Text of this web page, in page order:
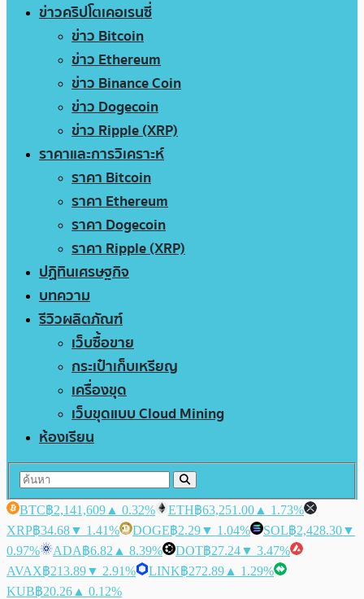
ข่าวคริปโตเคอเรนซี่
ข่าว Bitcoin
ข่าว Ethereum
ข่าว Binance Coin
ข่าว Dogecoin
ข่าว Ripple (XRP)
ราคาและการวิเคราะห์
ราคา Bitcoin
ราคา Ethereum
ราคา Dogecoin
ราคา Ripple (XRP)
ปฏิทินเศรษฐกิจ
บทความ
รีวิวผลิตภัณฑ์
เว็บซื้อขาย
กระเป๋าเก็บเหรียญ
เครื่องขุด
เว็บขุดแบบ Cloud Mining
ห้องเรียน
BTC฿2,141,609 ▲ 0.32% ETH฿63,251.00 ▲ 1.73%
XRP฿34.68▼ 1.41% DOGE฿2.29▼ 1.04% SOL฿2,428.30▼
0.97%
ADA฿6.82 ▲ 8.39% DOT฿27.24▼ 3.47%
AVAX฿213.89▼ 2.91% LINK฿272.89 ▲ 1.29%
KUB฿20.26 ▲ 0.12%